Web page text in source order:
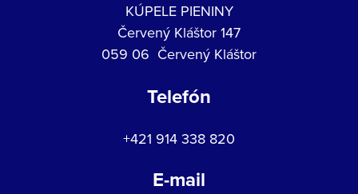
KÚPELE PIENINY
Červený Kláštor 147
059 06 Červený Kláštor
Telefón
+421 914 338 820
E-mail